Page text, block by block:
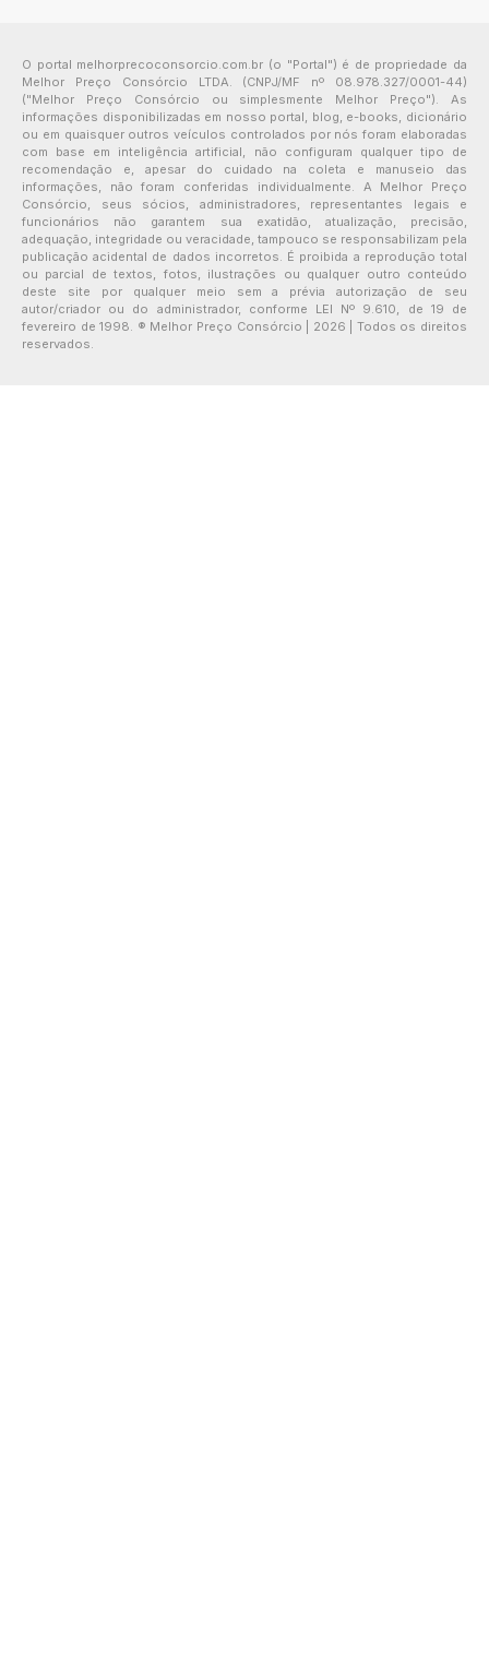
O portal melhorprecoconsorcio.com.br (o "Portal") é de propriedade da
Melhor Preço Consórcio LTDA. (CNPJ/MF nº 08.978.327/0001-44)
("Melhor Preço Consórcio ou simplesmente Melhor Preço"). As
informações disponibilizadas em nosso portal, blog, e-books, dicionário
ou em quaisquer outros veículos controlados por nós foram elaboradas
com base em inteligência artificial, não configuram qualquer tipo de
recomendação e, apesar do cuidado na coleta e manuseio das
informações, não foram conferidas individualmente. A Melhor Preço
Consórcio, seus sócios, administradores, representantes legais e
funcionários não garantem sua exatidão, atualização, precisão,
adequação, integridade ou veracidade, tampouco se responsabilizam pela
publicação acidental de dados incorretos. É proibida a reprodução total
ou parcial de textos, fotos, ilustrações ou qualquer outro conteúdo
deste site por qualquer meio sem a prévia autorização de seu
autor/criador ou do administrador, conforme LEI Nº 9.610, de 19 de
fevereiro de 1998. ® Melhor Preço Consórcio | 2026 | Todos os direitos
reservados.